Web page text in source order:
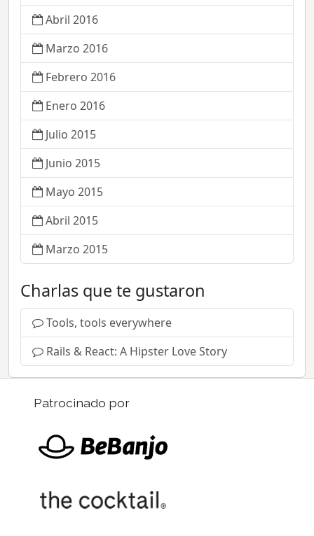
Abril 2016
Marzo 2016
Febrero 2016
Enero 2016
Julio 2015
Junio 2015
Mayo 2015
Abril 2015
Marzo 2015
Charlas que te gustaron
Tools, tools everywhere
Rails & React: A Hipster Love Story
Patrocinado por